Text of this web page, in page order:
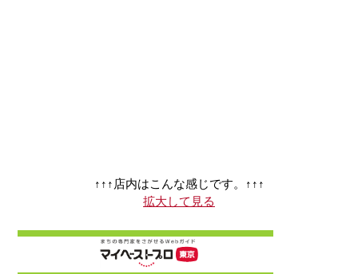
↑↑↑店内はこんな感じです。↑↑↑
拡大して見る